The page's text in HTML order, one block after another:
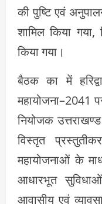
की पुष्टि एवं
शामिल किया गया,
किया गया।
बैठक का में
महायोजना–2041
नियोजक
विस्तृत
महायोजनाओं के
आधारभूत
आवासीय एवं